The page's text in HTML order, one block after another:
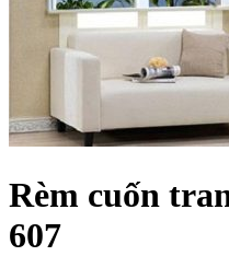
Rèm cuốn
607